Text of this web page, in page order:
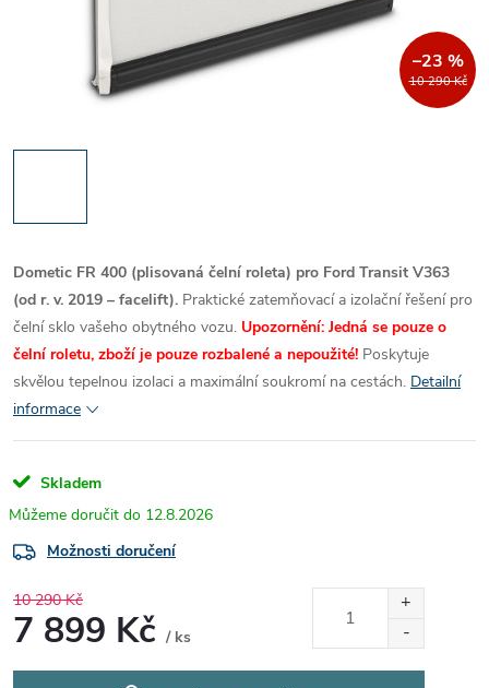
10 290 Kč
–23 %
Dometic FR 400 (plisovaná čelní roleta) pro Ford Transit V363
(od r. v. 2019 – facelift). Praktické zatemňovací a izolační řešení pro
čelní sklo vašeho obytného vozu. Upozornění: Jedná se pouze o
čelní roletu, zboží je pouze rozbalené a nepoužité! Poskytuje
skvělou tepelnou izolaci a maximální soukromí na cestách. Detailní
informace
Skladem
12.8.2026
Možnosti doručení
10 290 Kč
7 899 Kč / ks